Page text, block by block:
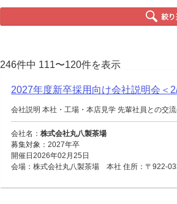
246件中 111〜120件を表示
2027年度新卒採用向け会社説明会＜
会社説明 本社・工場・本店見学 先輩社員との交
会社名： 株式会社丸八製茶場
募集対象：2027年卒
開催日2026年02月25日
会場：株式会社丸八製茶場 本社 住所：〒922-